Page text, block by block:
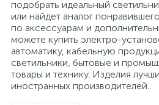
подобрать идеальный
или найдет аналог
по аксессуарам и
можете купить электро-
автоматику, кабельную
светильники, бытовые и
товары и технику. Изделия
иностранных производителей..
Фрезеры
Штроборезы
Рамки (розеток и выключателей)
Реле и контакторы